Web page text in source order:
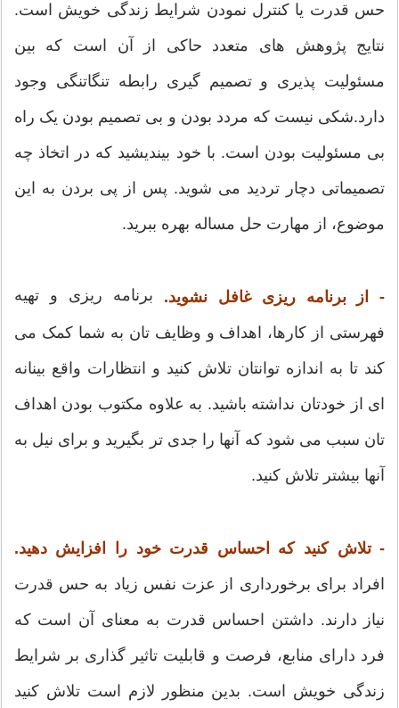
حس قدرت یا کنترل نمودن شرایط زندگی خویش است.
نتایج پژوهش های متعدد حاکی از آن است که بین
مسئولیت پذیری و تصمیم گیری رابطه تنگاتنگی وجود
دارد.شکی نیست که مردد بودن و بی تصمیم بودن یک راه
بی مسئولیت بودن است. با خود بیندیشید که در اتخاذ چه
تصمیماتی دچار تردید می شوید. پس از پی بردن به این
موضوع، از مهارت حل مساله بهره ببرید.
- از برنامه ریزی غافل نشوید. برنامه ریزی و تهیه
فهرستی از کارها، اهداف و وظایف تان به شما کمک می
کند تا به اندازه توانتان تلاش کنید و انتظارات واقع بینانه
ای از خودتان نداشته باشید. به علاوه مکتوب بودن اهداف
تان سبب می شود که آنها را جدی تر بگیرید و برای نیل به
آنها بیشتر تلاش کنید.
- تلاش کنید که احساس قدرت خود را افزایش دهید.
افراد برای برخورداری از عزت نفس زیاد به حس قدرت
نیاز دارند. داشتن احساس قدرت به معنای آن است که
فرد دارای منابع، فرصت و قابلیت تاثیر گذاری بر شرایط
زندگی خویش است. بدین منظور لازم است تلاش کنید